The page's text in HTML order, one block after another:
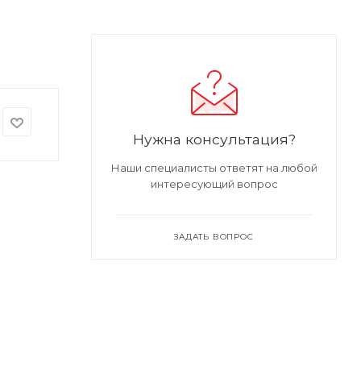
Нужна консультация?
Наши специалисты ответят на любой
интересующий вопрос
ЗАДАТЬ ВОПРОС